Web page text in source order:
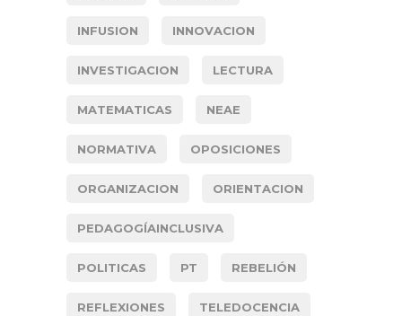
INFUSION INNOVACION
INVESTIGACION LECTURA
MATEMATICAS NEAE
NORMATIVA OPOSICIONES
ORGANIZACION ORIENTACION
PEDAGOGÍAINCLUSIVA
POLITICAS PT REBELIÓN
REFLEXIONES TELEDOCENCIA